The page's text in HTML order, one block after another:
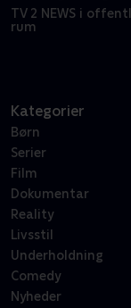
TV 2 NEWS i
rum
Kategorier
Børn
Serier
Film
Dokumentar
Reality
Livsstil
Underholdning
Comedy
Nyheder